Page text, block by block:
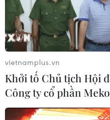
Lắng nghe nguyện
tiên chăm lo công
vietnamplus.vn
Khởi tố Chủ tịch Hội
Công ty cổ phần